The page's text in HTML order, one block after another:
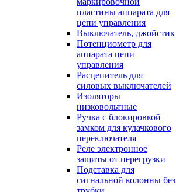
пластины аппарата для
цепи управления
Выключатель, джойстик
Потенциометр для
аппарата цепи
управления
Расцепитель для
силовых выключателей
Изоляторы
низковольтные
Ручка с блокировкой
замком для кулачкового
переключателя
Реле электронное
защиты от перегрузки
Подставка для
сигнальной колонны без